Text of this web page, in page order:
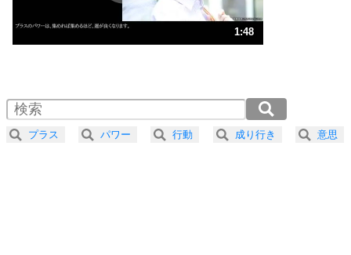
ストレス対策
人生、なんとかなるもの。
気楽に生きる30の方法
4 器の大きい人は、怒りを優しさで表現する。
1:48
2.0倍速 （212KB 54秒）
2.5倍速 （170KB 43秒）
3.0倍速 （142KB 36秒）
プラス パワー 行動 成り行き 意思